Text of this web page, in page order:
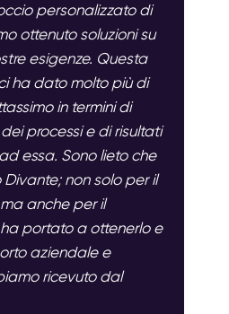
personalizzato di
ottenuto soluzioni su
esigenze. Questa
ha dato molto più di
in termini di
processi e di risultati
essa. Sono lieto che
non solo per il
anche per il
portato a ottenerlo e
aziendale e
ricevuto dal